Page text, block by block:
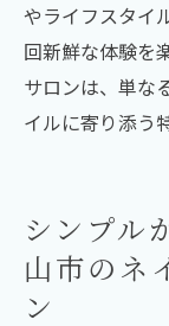
やライフスタイ
回新鮮な体験を
サロンは、単な
イルに寄り添う
シンプル
山市のネ
ン